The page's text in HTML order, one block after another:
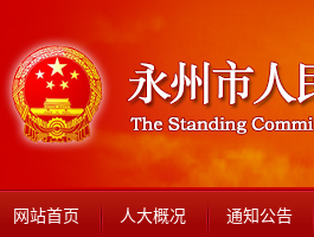
网站首页 人大概况 通知公告